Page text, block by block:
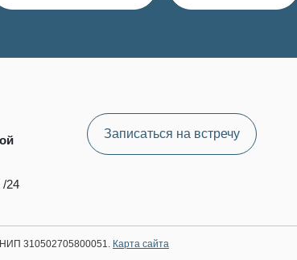
/24
Записаться на встречу
310502705800051. Карта сайта